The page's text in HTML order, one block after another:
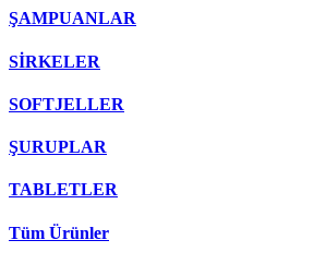
ŞAMPUANLAR
SİRKELER
SOFTJELLER
ŞURUPLAR
TABLETLER
Tüm Ürünler